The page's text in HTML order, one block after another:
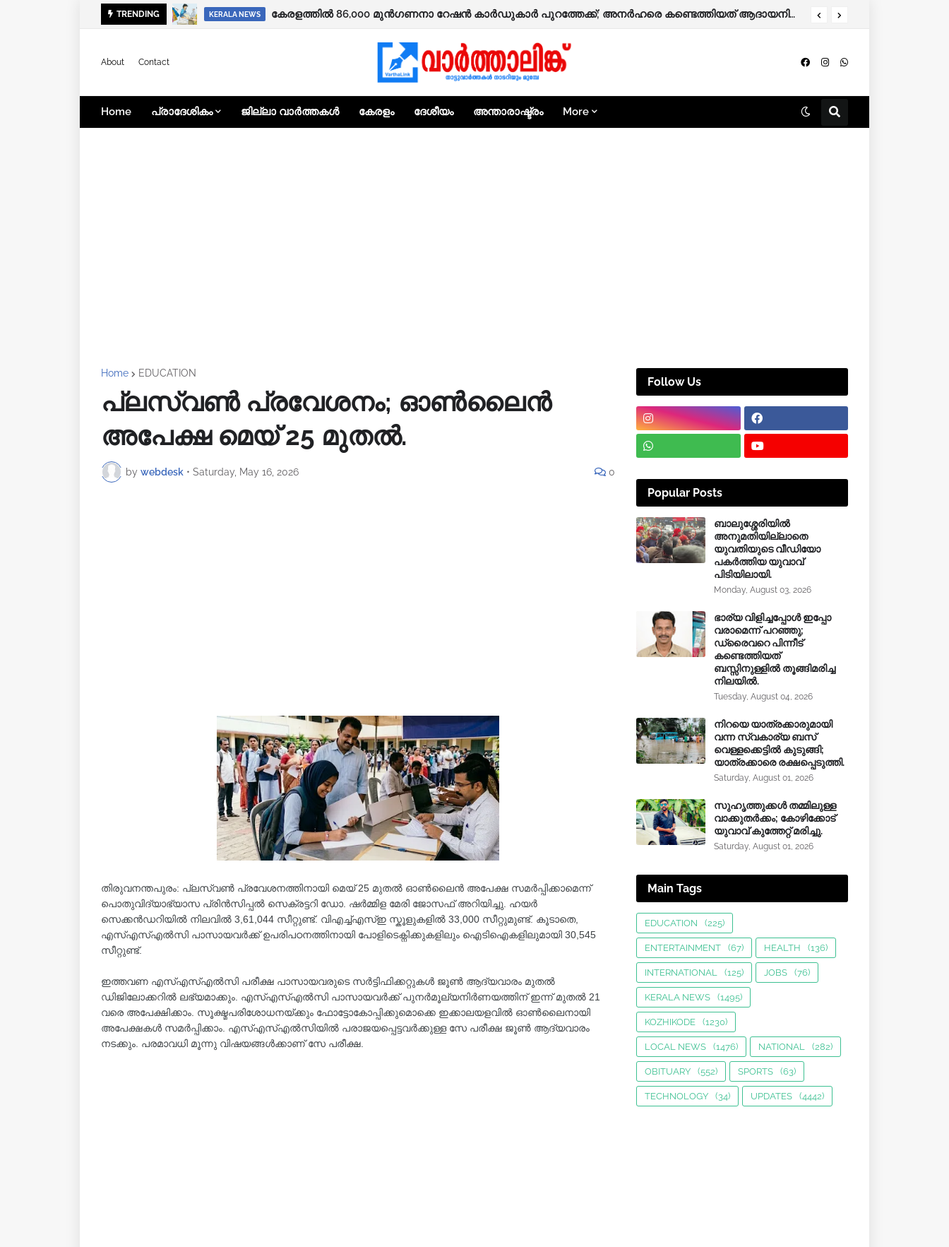
TRENDING KERALA NEWS
KERALA NEWS ഭിന്നശേഷിക്കാർക്ക് ‘ആശ്വാസം’ പദ്ധതിയിലൂടെ 25,000 രൂപ ധനസഹായത്തിന് അപേക്ഷിക്കാം.
About Contact
Home പ്രാദേശികം ജില്ലാ വാർത്തകൾ കേരളം ദേശീയം അന്താരാഷ്ട്രം More
Home EDUCATION
പ്ലസ്‌വൺ പ്രവേശനം; ഓൺലൈൻ
അപേക്ഷ മെയ് 25 മുതൽ.
by webdesk • Saturday, May 16, 2026 0
തിരുവനന്തപുരം: പ്ലസ്‌വൺ പ്രവേശനത്തിനായി മെയ് 25 മുതൽ ഓൺലൈൻ അപേക്ഷ സമർപ്പിക്കാമെന്ന്
പൊതുവിദ്യാഭ്യാസ പ്രിൻസിപ്പൽ സെക്രട്ടറി ഡോ. ഷർമ്മിള മേരി ജോസഫ് അറിയിച്ചു. ഹയർ
സെക്കൻഡറിയിൽ നിലവിൽ 3,61,044 സീറ്റുണ്ട്. വിഎച്ച്എസ്ഇ സ്കൂളുകളിൽ 33,000 സീറ്റുമുണ്ട്. കൂടാതെ,
എസ്എസ്എൽസി പാസായവർക്ക് ഉപരിപഠനത്തിനായി പോളിടെക്നിക്കുകളിലും ഐടിഐകളിലുമായി 30,545
സീറ്റുണ്ട്.
ഇത്തവണ എസ്എസ്എൽസി പരീക്ഷ പാസായവരുടെ സർട്ടിഫിക്കറ്റുകൾ ജൂൺ ആദ്യവാരം മുതൽ
ഡിജിലോക്കറിൽ ലഭ്യമാക്കും. എസ്എസ്എൽസി പാസായവർക്ക് പുനർമൂല്യനിർണയത്തിന് ഇന്ന് മുതൽ 21
വരെ അപേക്ഷിക്കാം. സൂക്ഷ്മപരിശോധനയ്ക്കും ഫോട്ടോകോപ്പിക്കുമൊക്കെ ഇക്കാലയളവിൽ ഓൺലൈനായി
അപേക്ഷകൾ സമർപ്പിക്കാം. എസ്എസ്എൽസിയിൽ പരാജയപ്പെട്ടവർക്കുള്ള സേ പരീക്ഷ ജൂൺ ആദ്യവാരം
നടക്കും. പരമാവധി മൂന്നു വിഷയങ്ങൾക്കാണ് സേ പരീക്ഷ.
Follow Us
Popular Posts
ബാലുശ്ശേരിയിൽ
അനുമതിയില്ലാതെ
യുവതിയുടെ വീഡിയോ
പകർത്തിയ യുവാവ്
പിടിയിലായി.
Monday, August 03, 2026
ഭാര്യ വിളിച്ചപ്പോള്‍ ഇപ്പോ
വരാമെന്ന് പറഞ്ഞു;
ഡ്രൈവറെ പിന്നീട്
കണ്ടെത്തിയത്
ബസ്സിനുള്ളില്‍ തൂങ്ങിമരിച്ച
നിലയിൽ.
Tuesday, August 04, 2026
നിറയെ യാത്രക്കാരുമായി
വന്ന സ്വകാര്യ ബസ്
വെള്ളക്കെട്ടിൽ കുടുങ്ങി;
യാത്രക്കാരെ രക്ഷപ്പെടുത്തി.
Saturday, August 01, 2026
സുഹൃത്തുക്കൾ തമ്മിലുള്ള
വാക്കുതർക്കം; കോഴിക്കോട്
യുവാവ് കുത്തേറ്റ് മരിച്ചു.
Saturday, August 01, 2026
Main Tags
EDUCATION (225)
ENTERTAINMENT (67) HEALTH (136)
INTERNATIONAL (125) JOBS (76)
KERALA NEWS (1495)
KOZHIKODE (1230)
LOCAL NEWS (1476) NATIONAL (282)
OBITUARY (552) SPORTS (63)
TECHNOLOGY (34) UPDATES (4442)